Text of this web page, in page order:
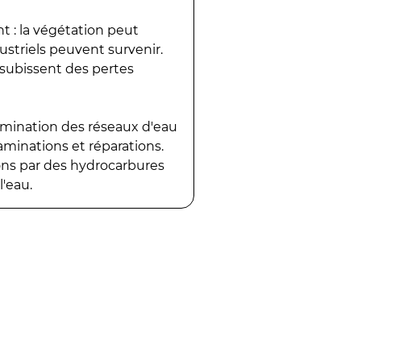
: la végétation peut
peuvent survenir.
des pertes
des réseaux d'eau
et réparations.
par des hydrocarbures